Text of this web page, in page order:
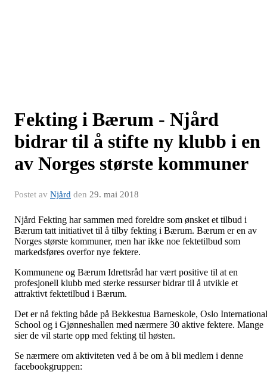
Fekting i Bærum - Njård
bidrar til å stifte ny klubb i en
av Norges største kommuner
Postet av Njård den 29. mai 2018
Njård Fekting har sammen med foreldre som ønsket et tilbud i
Bærum tatt initiativet til å tilby fekting i Bærum. Bærum er en av
Norges største kommuner, men har ikke noe fektetilbud som
markedsføres overfor nye fektere.
Kommunene og Bærum Idrettsråd har vært positive til at en
profesjonell klubb med sterke ressurser bidrar til å utvikle et
attraktivt fektetilbud i Bærum.
Det er nå fekting både på Bekkestua Barneskole, Oslo International
School og i Gjønneshallen med nærmere 30 aktive fektere. Mange
sier de vil starte opp med fekting til høsten.
Se nærmere om aktiviteten ved å be om å bli medlem i denne
facebookgruppen: